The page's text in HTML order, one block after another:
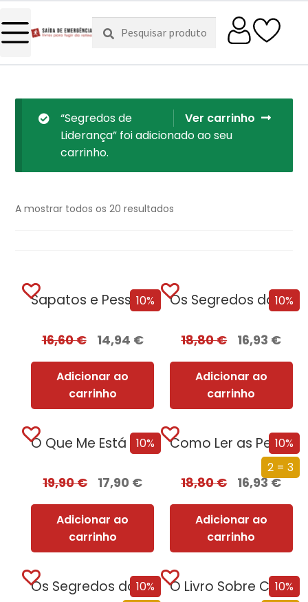
Pesquisar
por:
Pesquisa
Ver carrinho
“Segredos de
Liderança” foi adicionado ao seu
carrinho.
A mostrar todos os 20 resultados
10%
Sapatos e Pessoas se não te servem, não são o teu número [Edição Autografada]
16,60€ 14,94 €
Adicionar ao
carrinho
10%
Os Segredos do Profiling [Edição Autografada]
18,80€ 16,93 €
Adicionar ao
carrinho
10%
O Que Me Está a Escapar?
19,90€ 17,90 €
Adicionar ao
carrinho
10%
2 = 3
Como Ler as Pessoas
18,80€ 16,93€
Adicionar ao
carrinho
10%
Os Segredos do Profiling
10%
O Livro Sobre Como Enfrentar o Tabu Que Não Te Deixa Ser Quem És